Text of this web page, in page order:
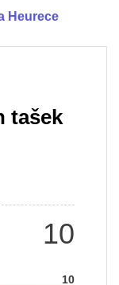
Heurece
tašek
10
10